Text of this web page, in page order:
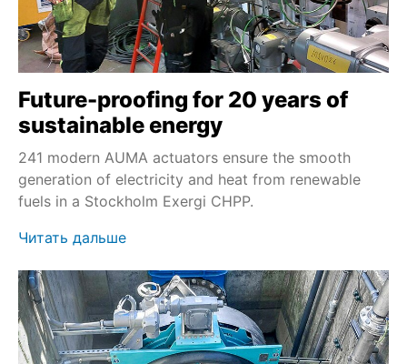
Future-proofing for 20 years of
sustainable energy
241 modern AUMA actuators ensure the smooth
generation of electricity and heat from renewable
fuels in a Stockholm Exergi CHPP.
Читать дальше